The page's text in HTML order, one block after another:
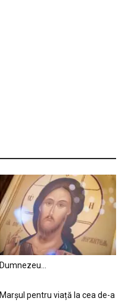
Dumnezeu…
Marșul pentru viață la cea de-a